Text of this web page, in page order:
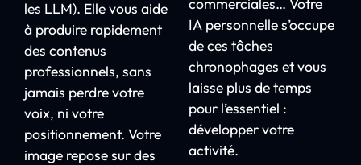
les LLM). Elle vous aide
à produire rapidement
des contenus
professionnels, sans
jamais perdre votre
voix, ni votre
positionnement. Votre
image repose sur des
IA personnelle s’occupe
de ces tâches
chronophages et vous
laisse plus de temps
pour l’essentiel :
développer votre
activité.